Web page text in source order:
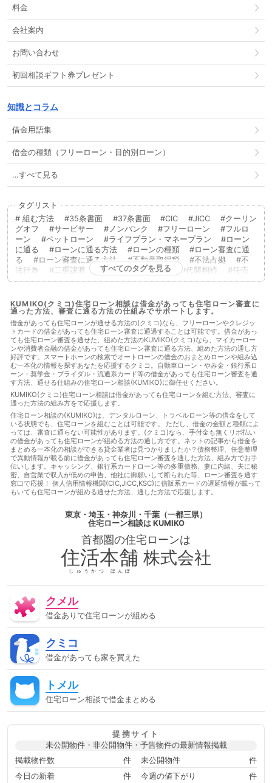
料金
会社案内
お問い合わせ
初回相談ギフト券プレゼント
知識とコラム
借金用語集
借金の種類（フリーローン・目的別ローン）
…すべて見る
タグリスト
組む方法
35条書面 37条書面 CIC JICC
クーリン
グオフ
サービサー ノンバンク フリーローン
フルロ
ーン
ペットローン ライフプラン・マネープラン
ローン
に通る
ローンに通る方法 ローンの種類
ローン審査に通
る
ローン審査に通る方法 不動産取得税 不法占拠
不
法行為
二重譲渡 代物弁済 代理人 代襲相続
任売
任意売却
低層住居専用地域 住宅ローン
住宅ローンに通
商品
住宅ローン審査 住宅ローン審査に通る
住宅ローン
審査に通る方法
住宅ローン相談 住宅購入
使用者責任
使用貸借
保佐人 個人信用情報 借地借家法
借地権
借金
借金あってもローンに通った
借金あってもローンに通
る
借金あってもローンに通る方法
借金あってもローン審査
に通る
借金あってもローン審査に通る方法
借金あっても住
宅ローンに通る
借金あっても住宅ローンに通る方法
借金あ
っても住宅ローン審査に通る
借金あっても住宅ローン審査に通
る方法
借金あっても審査に通る
借金あっても審査に通る方
法
借金あっても通る 借金あっても通る方法
借金があっ
てもローンに通る
借金があってもローンに通る方法
あってもローン審査に通る
借金があってもローン審査に通る方
法
借金があっても住宅ローンに通る
借金があっても住宅ロ
ーンに通る方法
借金があっても住宅ローンを組む
借金があ
っても住宅ローン審査に通る
借金があっても住宅ローン審査に
通る方法
借金があっても住宅ローン審査に通る方法
借金が
あっても住宅ローン審査に通過することは可能
借金があっても
審査に通る
借金があっても審査に通る
借金があっても審査
に通る方法
借金があっても通る 借金があっても通る
借
金があっても通る方法
借金があってローンに通る
があってローン審査に通る方法
借金があって住宅ローンに通
借金があって住宅ローンに通る方法
借金があって住宅ロ
借金があって住宅ローン審査に通る方法
金があって審査に通る
借金があって審査に通る方法
借金があって通る方法 停止条件
債権譲渡 入札
危険負担
原価法
取引事例比較法
取消権 合意解除
行
固定資産税 固定金利 土地
地権
容積率
る方法
専有部分 建ぺい率
築協定
建築基準法 建築確認
格
抗弁権 抵当権
敷地
敷地、防火、衛生、
索の抗弁権
構造 構造計算 民事執行法
消滅時効
準防火地域 滞納 無効 無権代理
物件変
動
用益権 用途地域 登記 登記事項証明書
目的別ロ
直系尊属 相続時精算課税制度
破産 破産管財人 確定日付 税金 競売
財人
組む方法
組む方法ローンに通るローンに通る方法ロー
ン審査に通るローン審査に通る方法住宅ローンに通る住宅ローンに
通る方法住宅ローン審査に通る住宅ローン審査に通る方法住宅ロー
すべてのタグを見る
KUMIKO(クミコ)住宅ローン相談は借金があっても住宅ローン審査に
通った方法、審査に通る方法の仕組みでサポートします。
借金があっても住宅ローンが通せる方法の(クミコ)なら、フリーローンやクレジッ
トカードの借金があっても住宅ローン審査に通過することは可能です。借金があっ
ても住宅ローン審査を通せた、組めた方法のKUMIKO(クミコ)なら、マイカーロー
ンや消費者金融の借金があっても住宅ローン審査に通る方法、組めた方法の通し方
好評です。スマートホーンの検索でオートローンの借金のおまとめローンや組み込
む一本化の情報を探すあなたを応援するクミコ。自動車ローン・やみ金・銀行系ロ
ーン・奨学金・ブライダル・流通系カード等の借金があっても住宅ローン審査を通
す方法、通せる仕組みの住宅ローン相談(KUMIKO)に御任せください。
KUMIKO(クミコ)住宅ローン相談は借金があっても住宅ローンを組む方法、審査に
通った方法の組み方をで応援します。
住宅ローン相談の(KUMIKO)は、デンタルローン、トラベルローン等の借金をして
いる状態でも、住宅ローンを組むことは可能です。 ただし、借金の金額と種類によ
っては、審査に通らない可能性があります。(クミコ)なら、手付金も無くリボ払い
の借金があっても住宅ローンが組める方法の通し方です。ネットの記事から借金を
まとめる一本化の相談ができる貸金業者は見つかりましたか？債務整理、任意整理
で異動情報が載る前に借金があっても住宅ローン審査を通した方法、組み方でお手
伝いします。キャッシング、銀行系カードローン等の多重債務、妻に内緒、夫に秘
密、自営業で収入が低めの申告、他社に御願いして断られた等、ローン審査を通す
窓口で応援！ 個人信用情報機関(CIC,JICC,KSC)に信販系カードの遅延情報が載って
もいても住宅ローンが組める通せた方法、通した方法で応援します。
東京・埼玉・神奈川・千葉（一都三県）
住宅ローン相談は KUMIKO
首都圏の住宅ローンは
住活本舗
じゅうかつ ほんぽ
株式会社
クメル
借金ありで住宅ローンが組める
クミコ
借金があっても家を買えた
トメル
住宅ローン相談で借金まとめる
提携サイト
未公開物件・非公開物件・予告物件の最新情報掲載
掲載物件数
件 未公開物件
件
今日の新着
件 今週の値下がり 件